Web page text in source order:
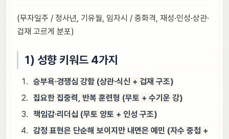
(무자일주 / 정사년, 기유월, 임자시 / 중화격, 재성·인성·상관·
겁재 고르게 분포)
1) 성향 키워드 4가지
승부욕·경쟁심 강함 (상관·식신 + 겁재 구조)
집요한 집중력, 반복 훈련형 (무토 + 수기운 강)
책임감·리더십 (무토 양토 + 인성 구조)
감정 표현은 단순해 보이지만 내면은 예민 (자수 중첩 +